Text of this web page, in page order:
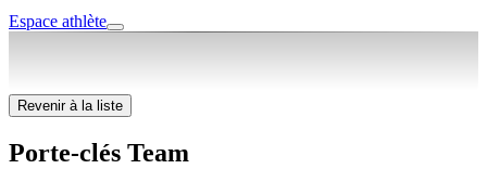
Espace athlète
Revenir à la liste
Porte-clés Team